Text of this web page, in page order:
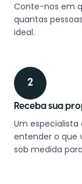
Conte-nos em
quantas
ideal.
2
Receba sua
Um
entender o que
sob medida